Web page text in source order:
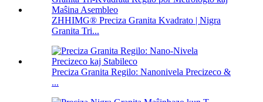
ZHHIMG® Preciza Granita Kvadrato | Nigra
Granita Tri...
Preciza Granita Regilo: Nanonivela Precizeco &
...